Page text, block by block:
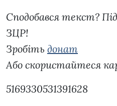
Сподобався текст?
ЗЦР!
Зробіть донат
Або скористайтеся
5169330531391628